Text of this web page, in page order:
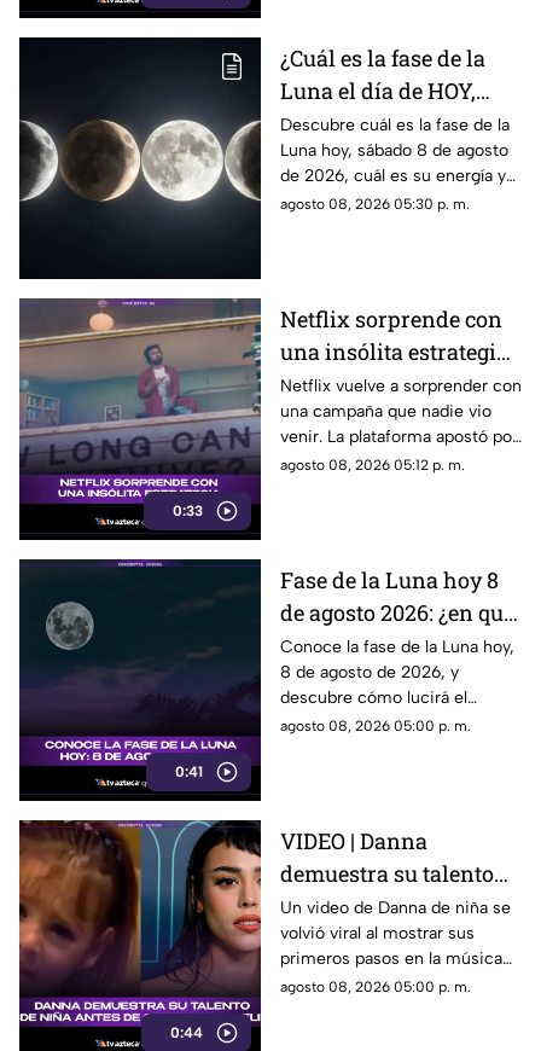
¿Cuál es la fase de la
Luna el día de HOY,
sábado 8 de agosto de
2026? Así se verá el
astro durante la noche
Descubre cuál es la fase de la
Luna hoy, sábado 8 de agosto
de 2026, cuál es su energía y
cómo nos podría afectar.
agosto 08, 2026 05:30 p. m.
0:33
Netflix sorprende con
una insólita estrategia
para promocionar su
nuevo thriller
Netflix vuelve a sorprender con
una campaña que nadie vio
venir. La plataforma apostó por
una estrategia tan inusual
Descubre todos los detalles.
agosto 08, 2026 05:12 p. m.
0:41
Fase de la Luna hoy 8
de agosto 2026: ¿en qué
etapa lunar estará esta
noche?
Conoce la fase de la Luna hoy,
8 de agosto de 2026, y
descubre cómo lucirá el
satélite natural durante esta
agosto 08, 2026 05:00 p. m.
0:44
VIDEO | Danna
demuestra su talento
desde niña antes de su
colaboración con
Belinda.
Un video de Danna de niña se
volvió viral al mostrar sus
primeros pasos en la música
antes de su colaboración con
agosto 08, 2026 05:00 p. m.